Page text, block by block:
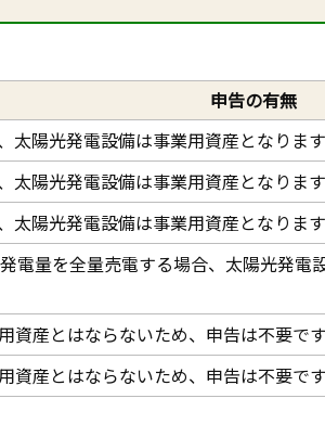
申告の有無
太陽光発電設備は事業用資産となりま
太陽光発電設備は事業用資産となりま
太陽光発電設備は事業用資産となりま
電量を全量売電する場合、太陽光発電
資産とはならないため、申告は不要です
資産とはならないため、申告は不要です